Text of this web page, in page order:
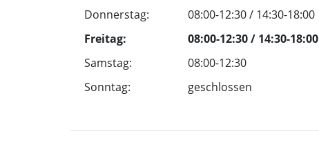
Donnerstag:
08:00-12:30 / 14:30-18:00
Freitag:
08:00-12:30 / 14:30-18:00
Samstag:
08:00-12:30
Sonntag:
geschlossen